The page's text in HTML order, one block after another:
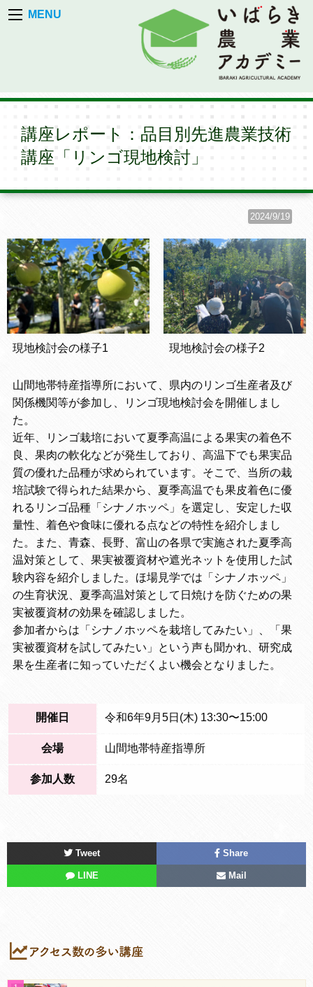
MENU
講座レポート：品目別先進農業技術
講座「リンゴ現地検討」
2024/9/19
現地検討会の様子1 現地検討会の様子2
山間地帯特産指導所において、県内のリンゴ生産者及び
関係機関等が参加し、リンゴ現地検討会を開催しまし
た。
近年、リンゴ栽培において夏季高温による果実の着色不
良、果肉の軟化などが発生しており、高温下でも果実品
質の優れた品種が求められています。そこで、当所の栽
培試験で得られた結果から、夏季高温でも果皮着色に優
れるリンゴ品種「シナノホッペ」を選定し、安定した収
量性、着色や食味に優れる点などの特性を紹介しまし
た。また、青森、長野、富山の各県で実施された夏季高
温対策として、果実被覆資材や遮光ネットを使用した試
験内容を紹介しました。ほ場見学では「シナノホッペ」
の生育状況、夏季高温対策として日焼けを防ぐための果
実被覆資材の効果を確認しました。
参加者からは「シナノホッペを栽培してみたい」、「果
実被覆資材を試してみたい」という声も聞かれ、研究成
果を生産者に知っていただくよい機会となりました。
開催日 令和6年9月5日(木) 13:30〜15:00
会場 山間地帯特産指導所
参加人数 29名
Tweet Share
LINE Mail